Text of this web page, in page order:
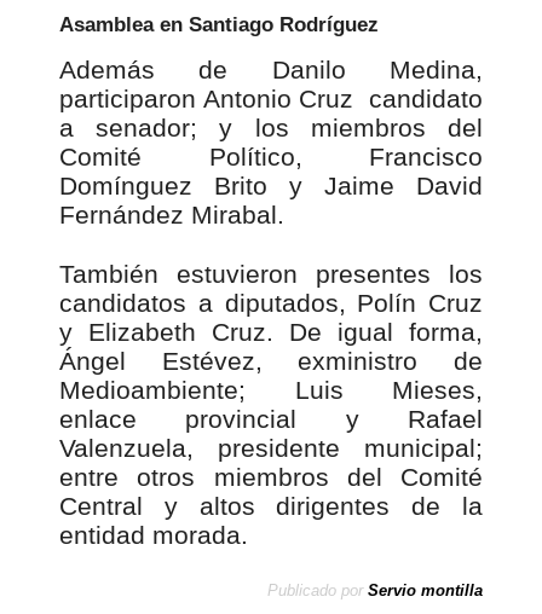
Asamblea en Santiago Rodríguez
Además de Danilo Medina,
participaron Antonio Cruz candidato
a senador; y los miembros del
Comité Político, Francisco
Domínguez Brito y Jaime David
Fernández Mirabal.
También estuvieron presentes los
candidatos a diputados, Polín Cruz
y Elizabeth Cruz. De igual forma,
Ángel Estévez, exministro de
Medioambiente; Luis Mieses,
enlace provincial y Rafael
Valenzuela, presidente municipal;
entre otros miembros del Comité
Central y altos dirigentes de la
entidad morada.
Publicado por Servio montilla